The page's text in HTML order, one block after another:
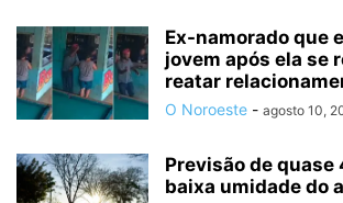
Ex-namorado que
jovem após ela se
reatar
O Noroeste - agosto 10,
Previsão de quase
baixa umidade do